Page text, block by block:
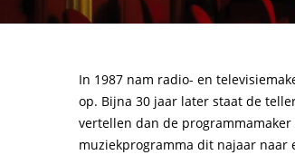
In 1987 nam radio- en
op. Bijna 30 jaar later staat de
vertellen dan de
muziekprogramma dit najaar